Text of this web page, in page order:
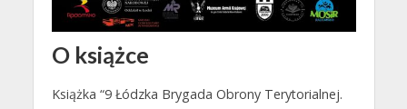
O książce
Książka “9 Łódzka Brygada Obrony Terytorialnej.